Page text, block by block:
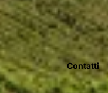
Contatti